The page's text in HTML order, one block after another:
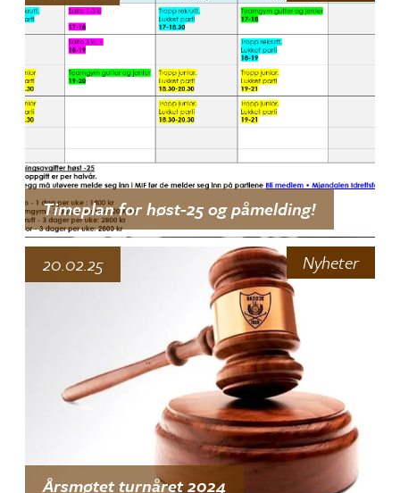
Timeplan for høst-25 og påmelding!
Nyheter
Årsmøtet turnåret 2024
20.02.25